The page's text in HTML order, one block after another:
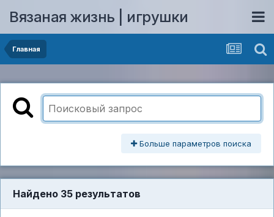
Вязаная жизнь | игрушки
Главная
Больше параметров поиска
Найдено 35 результатов